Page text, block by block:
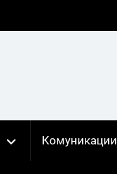
Комуникации